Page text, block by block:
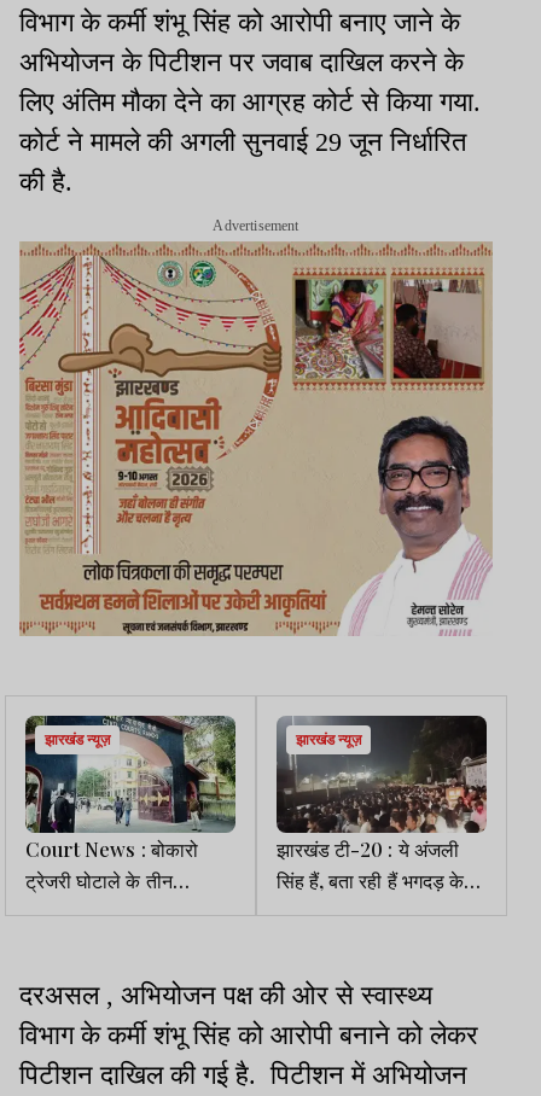
विभाग के कर्मी शंभू सिंह को आरोपी बनाए जाने के
अभियोजन के पिटीशन पर जवाब दाखिल करने के
लिए अंतिम मौका देने का आग्रह कोर्ट से किया गया.
कोर्ट ने मामले की अगली सुनवाई 29 जून निर्धारित
की है.
Advertisement
झारखंड न्यूज़
Court News : बोकारो
ट्रेजरी घोटाले के तीन
आरोपियों को नहीं मिली बेल,
झारखंड न्यूज़
झारखंड टी-20 : ये अंजली
सिंह हैं, बता रही हैं भगदड़ के
पहले JSCA के लोग ड्रंक थे
दरअसल , अभियोजन पक्ष की ओर से स्वास्थ्य
विभाग के कर्मी शंभू सिंह को आरोपी बनाने को लेकर
पिटीशन दाखिल की गई है. पिटीशन में अभियोजन